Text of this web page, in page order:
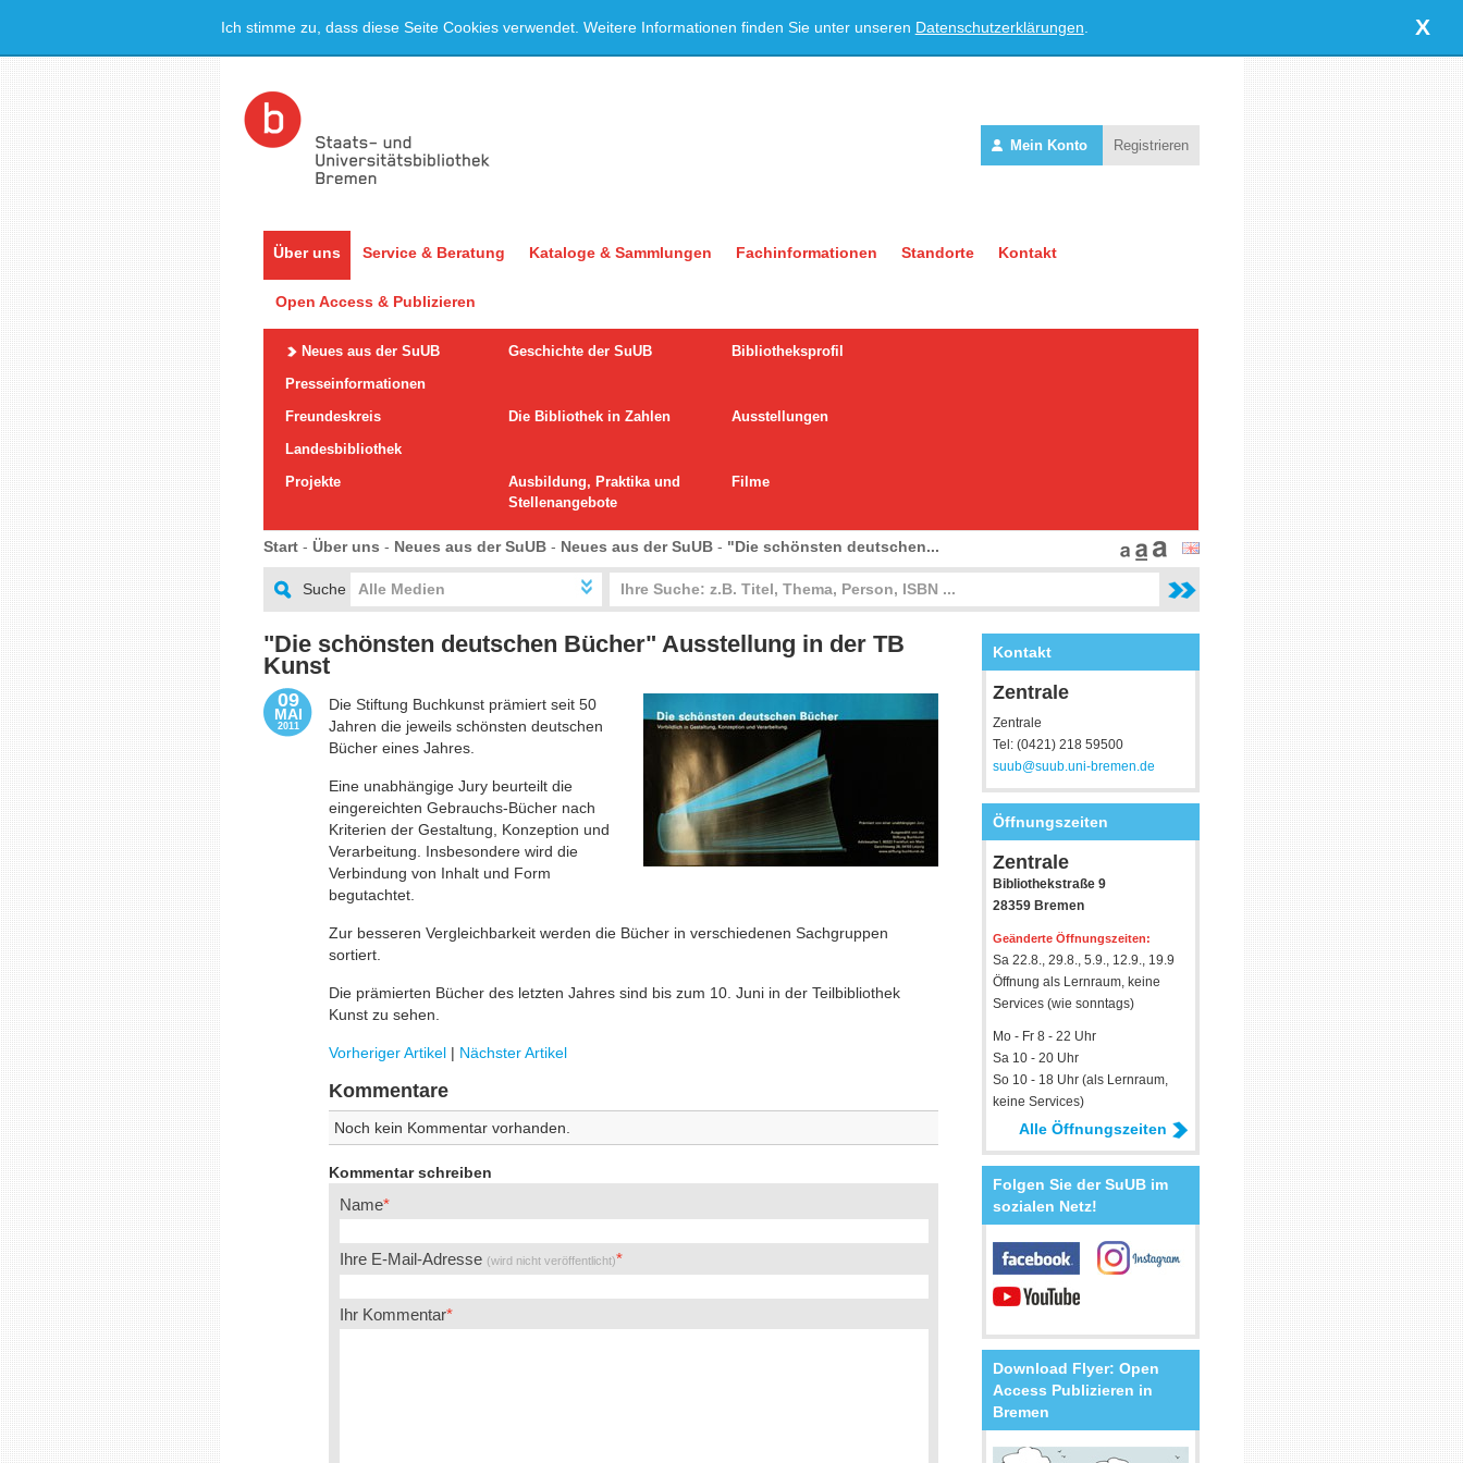
Ich stimme zu, dass diese Seite Cookies verwendet. Weitere Informationen finden Sie unter unseren Datenschutzerklärungen X
Mein Konto Registrieren
Über uns Service & Beratung Kataloge & Sammlungen Fachinformationen Standorte Kontakt
Open Access & Publizieren
Neues aus der SuUB Geschichte der SuUB
Bibliotheksprofil
Presseinformationen
Freundeskreis
Die Bibliothek in Zahlen
Ausstellungen
Landesbibliothek
Projekte
Ausbildung, Praktika und
Stellenangebote
Filme
Start - Über uns - Neues aus der SuUB - Neues aus der SuUB - "Die schönsten deutschen...
Suche Alle Medien
"Die schönsten deutschen Bücher" Ausstellung in der TB
Kunst
09
MAI
2011
Die Stiftung Buchkunst prämiert seit 50
Jahren die jeweils schönsten deutschen
Bücher eines Jahres.
Eine unabhängige Jury beurteilt die
eingereichten Gebrauchs-Bücher nach
Kriterien der Gestaltung, Konzeption und
Verarbeitung. Insbesondere wird die
Verbindung von Inhalt und Form
begutachtet.
Zur besseren Vergleichbarkeit werden die Bücher in verschiedenen Sachgruppen
sortiert.
Die prämierten Bücher des letzten Jahres sind bis zum 10. Juni in der Teilbibliothek
Kunst zu sehen.
Vorheriger Artikel | Nächster Artikel
Kommentare
Noch kein Kommentar vorhanden.
Kommentar schreiben
Name
Ihre E-Mail-Adresse (wird nicht veröffentlicht)
Ihr Kommentar
Kontakt
Zentrale
Zentrale
Tel: (0421) 218 59500
suub@suub.uni-bremen.de
Öffnungszeiten
Zentrale
Bibliothekstraße 9
28359 Bremen
Geänderte Öffnungszeiten:
Sa 22.8., 29.8., 5.9., 12.9., 19.9
Öffnung als Lernraum, keine
Services (wie sonntags)
Mo - Fr 8 - 22 Uhr
Sa 10 - 20 Uhr
So 10 - 18 Uhr (als Lernraum,
keine Services)
Alle Öffnungszeiten
Folgen Sie der SuUB im
sozialen Netz!
Download Flyer: Open
Access Publizieren in
Bremen